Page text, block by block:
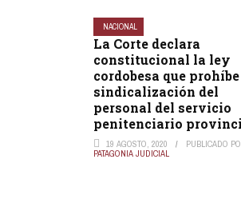
NACIONAL
La Corte declara
constitucional la ley
cordobesa que
sindicalización del
personal del servicio
penitenciario
19 AGOSTO, 2020
PUBLICADO
PATAGONIA JUDICIAL